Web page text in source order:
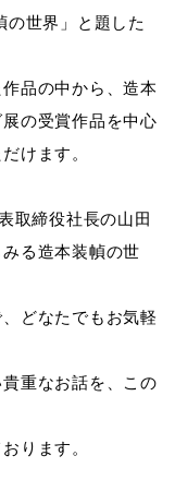
の世界」と題した
品の中から、造本
の受賞作品を中心
けます。
取締役社長の山田
る造本装幀の世
どなたでもお気軽
重なお話を、この
ります。